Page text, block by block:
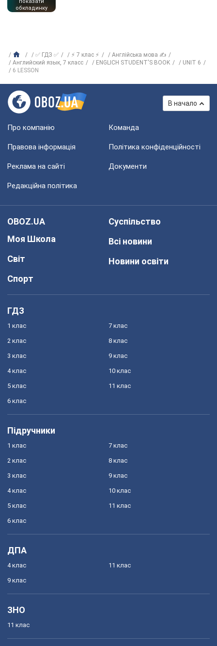
обкладинку
✅ ГДЗ ✅ ⚡ 7 клас ⚡
Англійська мова ✍
Английский язык, 7 класс
ENGLICH STUDENT'S BOOK
UNIT 6
6 LESSON
В начало
Про компанію Команда
Правова інформація Політика конфіденційності
Реклама на сайті Документи
Редакційна політика
OBOZ.UA
Моя Школа
Світ
Спорт
Суспільство
Всі новини
Новини освіти
ГДЗ
1 клас
2 клас
3 клас
4 клас
5 клас
6 клас
7 клас
8 клас
9 клас
10 клас
11 клас
Підручники
1 клас
2 клас
3 клас
4 клас
5 клас
6 клас
7 клас
8 клас
9 клас
10 клас
11 клас
ДПА
4 клас
9 клас
11 клас
ЗНО
11 клас